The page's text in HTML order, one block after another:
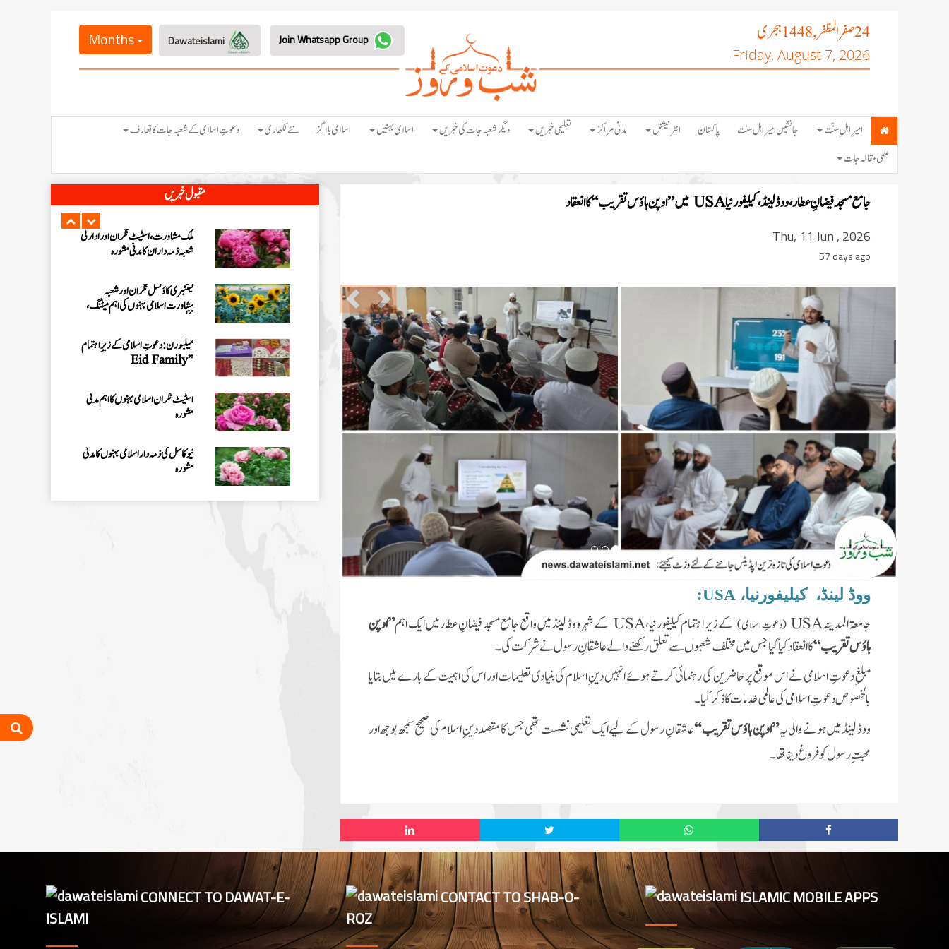
24صفر المظفر, 1448 ہجری
Friday, August 7, 2026
Months
امیرِ اہلِ سنّت جانشین امیر اہل سنت پاکستان انٹرنیشنل مدنی مراکز تعلیمی خبریں دیگر شعبہ جات کی خبریں اسلامی بہنیں اسلامی بلاگز نئے لکھاری
دعوتِ اسلامی کے شعبہ جات کا تعارف
علمی مقالہ جات
جامع مسجد فیضانِ عطار، ووڈ لینڈ، کیلیفورنیاUSA میں ” اوپن ہاؤس تقریب “کا انعقاد
Thu, 11 Jun , 2026
57 days ago
Previous Next
ووڈ لینڈ، کیلیفورنیا،USA
:
جامعۃ المدینہUSA (دعوتِ اسلامی)کے زیر اہتمام کیلیفورنیا،USA کے شہر ووڈ لینڈ میں واقع جامع مسجد فیضانِ عطار میں ایک اہم”اوپن
ہاؤس تقریب “کا انعقاد کیا گیا جس میں مختلف شعبوں سے تعلق رکھنے والے عاشقانِ رسول نے شرکت کی۔
مبلغِ دعوتِ اسلامی نے اس موقع پر حاضرین کی رہنمائی کرتے ہوئے انہیں دینِ اسلام کی بنیادی تعلیمات اور اس کی اہمیت کے بارے میں بتایا
بالخصوص دعوتِ اسلامی کی عالمی خدمات کا ذکر کیا ۔
ووڈ لینڈ میں ہونے والی یہ”اوپن ہاؤس تقریب “عاشقانِ رسول کے لیے ایک تعلیمی نشست تھی جس کا مقصد دینِ اسلام کی صحیح سمجھ بوجھ اور
محبتِ رسول کو فروغ دینا تھا۔
مقبول خبریں
مارچ 2026ء کی ماہانہ کارکردگی
نیوزی لینڈ کی ذمہ دار اسلامی بہنوں کا
شارٹ کورسز 2026ء کو منظم کرنے
بلیک ٹاؤن کاؤنسل کی نگران و ذمہ
ملک مشاورت، اسٹیٹ نگران اور ادارتی
شعبہ ذمہ داران کا مدنی مشورہ
کینٹبری کاؤنسل نگران اور شعبہ
مشاورت اسلامی بہنوں کی اہم میٹنگ،
میلبورن: دعوتِ اسلامی کے زیرِ اہتمام
”Eid Family
اسٹیٹ نگران اسلامی بہنوں کا اہم مدنی
مشورہ
نیو کاسل کی ذمہ دار اسلامی بہنوں کا مدنی
مشورہ
شعبہ ذمہ داران کا مدنی مشورہ
کینٹبری کاؤنسل نگران اور شعبہ
مشاورت اسلامی بہنوں کی اہم میٹنگ،CONNECT TO DAWAT-E-
ISLAMI
CONTACT TO SHAB-O-
ROZ
ISLAMIC MOBILE APPS